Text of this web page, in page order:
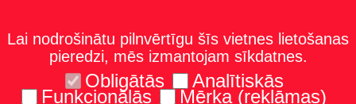
Lai nodrošinātu pilnvērtīgu šīs vietnes lietošanas
pieredzi, mēs izmantojam sīkdatnes.
Obligātās Analītiskās
Funkcionālās Mērķa (reklāmas)